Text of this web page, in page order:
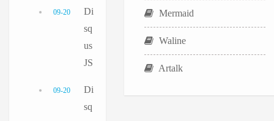
Di
sq
us
JS
09-20
Di
sq
09-20
Mermaid
Waline
Artalk